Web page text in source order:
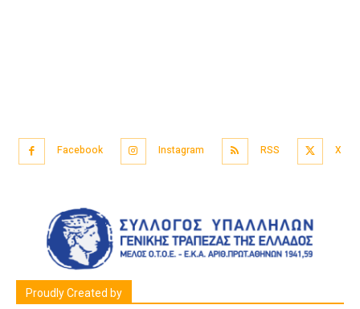
Facebook Instagram RSS X
Proudly Created by